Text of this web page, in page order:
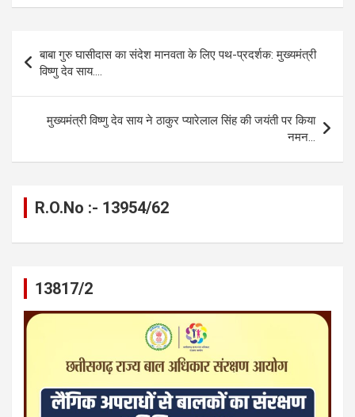
ce
o
o
k
se
n
g
er
at
A
p
p
e
gr
a
m
ail py
Li
n
k
ar
navigation
बाबा गुरु घासीदास का संदेश मानवता के लिए पथ-प्रदर्शक: मुख्यमंत्री
विष्णु देव साय….
मुख्यमंत्री विष्णु देव साय ने ठाकुर प्यारेलाल सिंह की जयंती पर किया
नमन…
R.O.No :- 13954/62
13817/2